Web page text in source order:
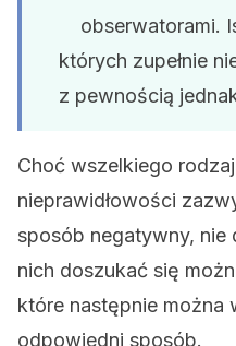
obserwatorami.
których zupełnie
z pewnością
Choć wszelkiego
nieprawidłowości
sposób negatywny, nie
nich doszukać się
które następnie można
odpowiedni sposób.